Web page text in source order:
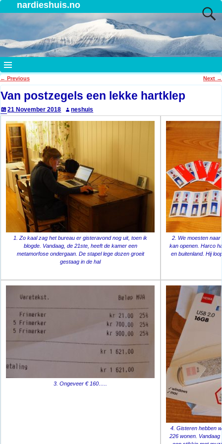
nardieshuis.no
Post navigation
← Previous Next →
Van postzegels een lekke hartklep
21 November 2018 neshuis
1. Zo kaal zag het bureau er gisteravond nog uit, toen ik
blogde. Vandaag, de 21ste, heeft de kamer een
metamorfose ondergaan. De stapel lege dozen groeit
gestaag in de hal
2. We moesten
kan openen. Harco
en buitenland. Hij
3. Ongeveer € 160…..
4. Gisteren hebben
226 wonen.